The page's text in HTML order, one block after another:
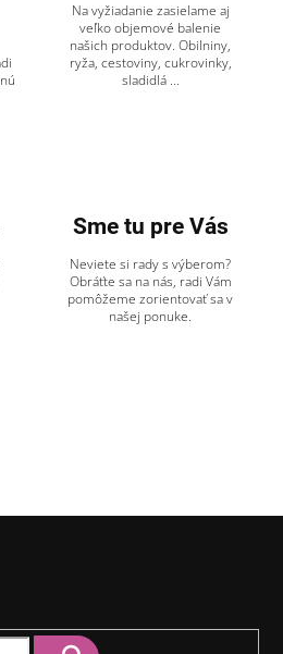
Na vyžiadanie zasielame aj
veľko objemové balenie
našich produktov. Obilniny,
ryža, cestoviny, cukrovinky,
sladidlá ...
Sme tu pre Vás
Neviete si rady s výberom?
Obráťte sa na nás, radi Vám
pomôžeme zorientovať sa v
našej ponuke.